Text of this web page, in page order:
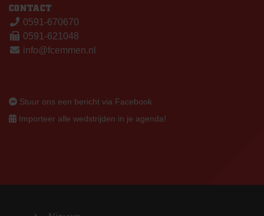
CONTACT
0591-670670
0591-621048
info@fcemmen.nl
Stuur ons een bericht via Facebook
Importeer alle wedstrijden in je agenda!